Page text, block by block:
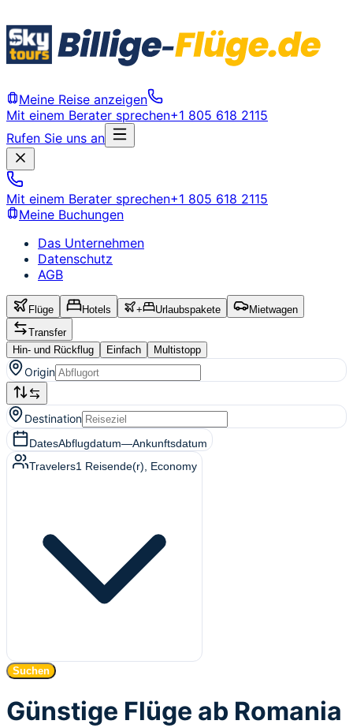
Meine Reise anzeigen
Mit einem Berater sprechen+1 805 618 2115
Rufen Sie uns an
Mit einem Berater sprechen+1 805 618 2115
Meine Buchungen
Das Unternehmen
Datenschutz
AGB
Flüge Hotels + Urlaubspakete
Mietwagen
Transfer
Hin- und Rückflug
Einfach Multistopp
Origin
Destination
DatesAbflugdatum—Ankunftsdatum
Travelers1 Reisende(r) , Economy
Suchen
Günstige Flüge ab Romania